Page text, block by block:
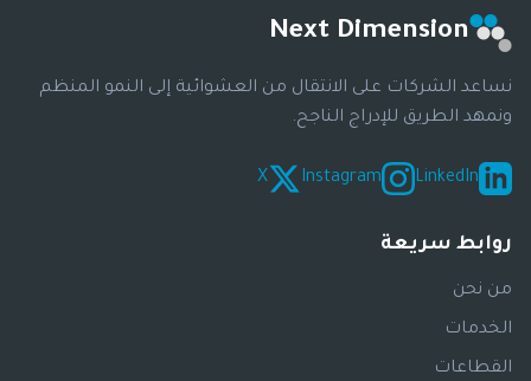
Next Dimension
نساعد الشركات على الانتقال من العشوائية إلى النمو المنظم
ونمهد الطريق للإدراج الناجح.
LinkedIn
Instagram
X
روابط سريعة
من نحن
الخدمات
القطاعات